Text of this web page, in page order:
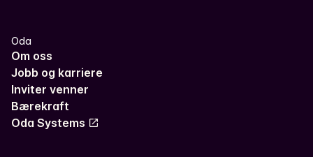
Oda
Om oss
Jobb og karriere
Inviter venner
Bærekraft
Oda Systems